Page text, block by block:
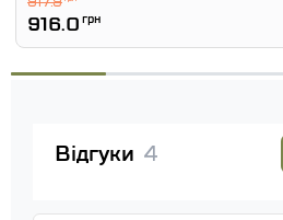
916.0 грн
Відгуки 4